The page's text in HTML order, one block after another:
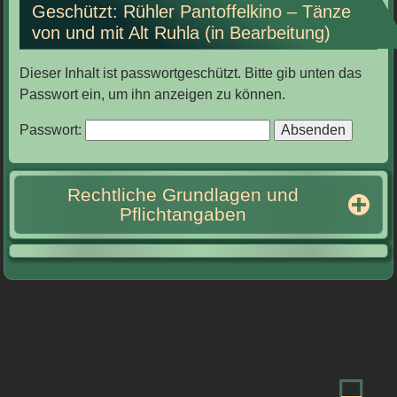
Geschützt: Rühler Pantoffelkino – Tänze
von und mit Alt Ruhla (in Bearbeitung)
Dieser Inhalt ist passwortgeschützt. Bitte gib unten das
Passwort ein, um ihn anzeigen zu können.
Passwort:
Rechtliche Grundlagen und
Pflichtangaben